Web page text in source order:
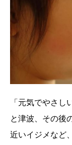
「元気でやさ
と津波、その後
近いイジメなど